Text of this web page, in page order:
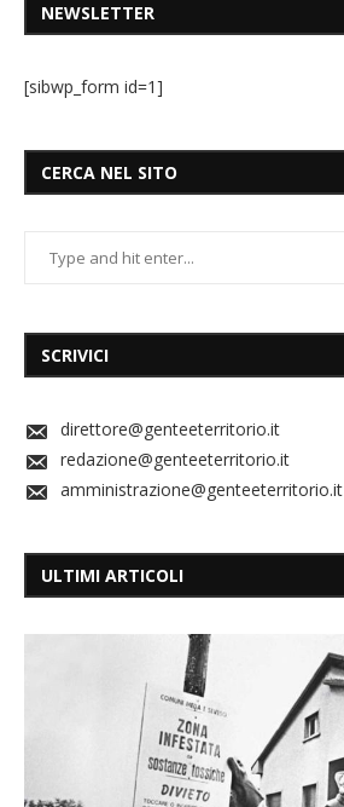
NEWSLETTER
[sibwp_form id=1]
CERCA NEL SITO
SCRIVICI
direttore@genteeterritorio.it
redazione@genteeterritorio.it
amministrazione@genteeterritorio.it
ULTIMI ARTICOLI